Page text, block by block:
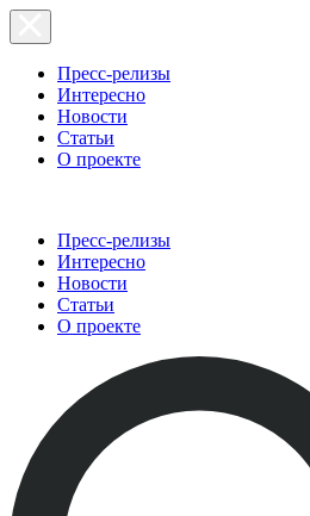
Пресс-релизы
Интересно
Новости
Статьи
О проекте
Пресс-релизы
Интересно
Новости
Статьи
О проекте